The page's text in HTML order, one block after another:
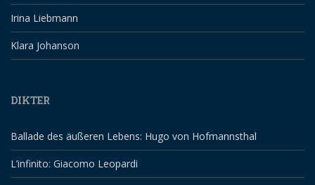
Irina Liebmann
Klara Johanson
DIKTER
Ballade des äußeren Lebens: Hugo von Hofmannsthal
L’infinito: Giacomo Leopardi